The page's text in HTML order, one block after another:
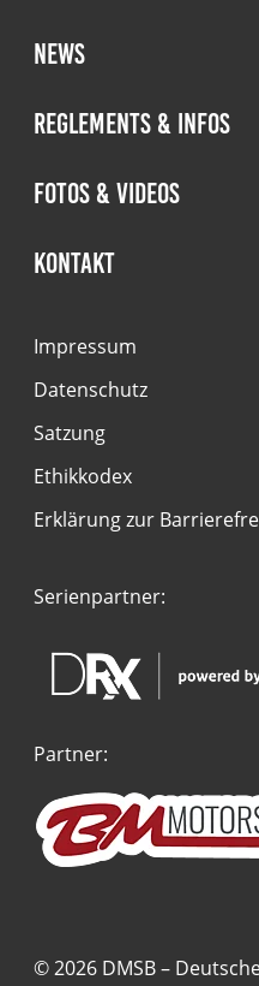
News
Reglements & Infos
Fotos & Videos
Kontakt
Impressum
Datenschutz
Satzung
Ethikkodex
Erklärung zur
Serienpartner:
Partner:
© 2026 DMSB –